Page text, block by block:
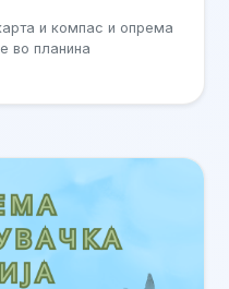
и компас и опрема
во планина